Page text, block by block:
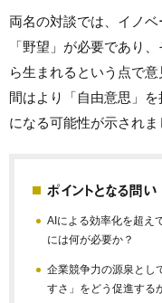
両名の対談では、イノ
「野望」が必要であり
ら生まれるという点で
間はより「自由意思」
になる可能性が示されま
ポイントとなる問い
AIによる効率化を超え
には何が必要か？
企業競争力の源泉とし
すさ」をどう促進する